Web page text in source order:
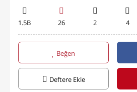
1.5B 26 2 4
Beğen
Deftere Ekle